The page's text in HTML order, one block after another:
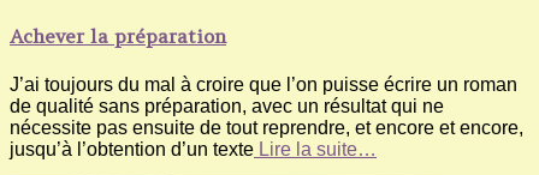
Achever la préparation
J’ai toujours du mal à croire que l’on puisse écrire un roman
de qualité sans préparation, avec un résultat qui ne
nécessite pas ensuite de tout reprendre, et encore et encore,
jusqu’à l’obtention d’un texte Lire la suite…